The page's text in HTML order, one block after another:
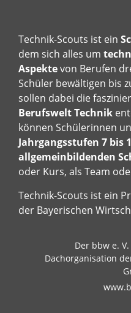
Technik-Scouts ist ein
dem sich alles um
Aspektevon Berufen
Schüler bewältigen bis
sollen dabei die
Berufswelt Technik
können Schülerinnen
Jahrgangsstufen 7 bis
allgemeinbildenden
oder Kurs, als Team
Technik-Scouts ist ein
der Bayerischen
Der bbw e.
Dachorganisation